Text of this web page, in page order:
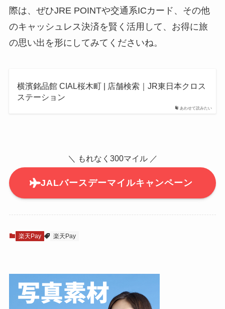
際は、ぜひJRE POINTや交通系ICカード、その他
のキャッシュレス決済を賢く活用して、お得に旅
の思い出を形にしてみてくださいね。
あわせて読みたい
横濱銘品館 CIAL桜木町 | 店舗検索｜JR東日本クロス
ステーション
＼ もれなく300マイル ／
JALバースデーマイルキャンペーン
楽天Pay 楽天Pay